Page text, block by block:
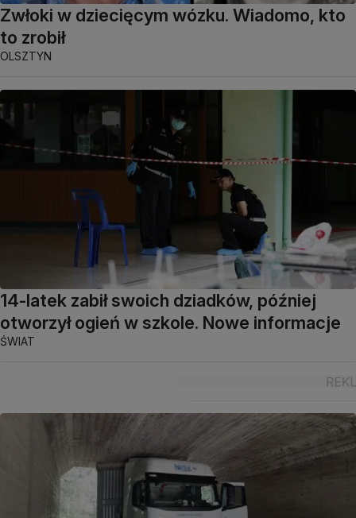
Zwłoki w dziecięcym wózku. Wiadomo, kto
to zrobił
OLSZTYN
14-latek zabił swoich dziadków, później
otworzył ogień w szkole. Nowe informacje
ŚWIAT